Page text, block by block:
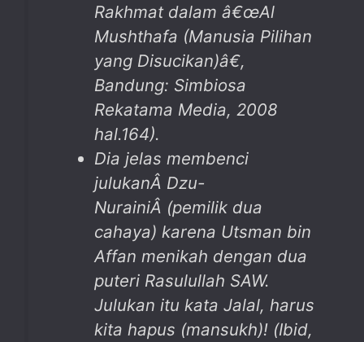
Rakhmat dalam â€œAl
Mushthafa (Manusia Pilihan
yang Disucikan)â€,
Bandung: Simbiosa
Rekatama Media, 2008
hal.164).
Dia jelas membenci
julukanÂ Dzu-
NurainiÂ (pemilik dua
cahaya) karena Utsman bin
Affan menikah dengan dua
puteri Rasulullah SAW.
Julukan itu kata Jalal, harus
kita hapus (mansukh)! (Ibid,